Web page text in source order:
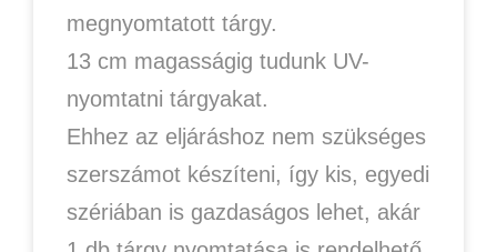
megnyomtatott tárgy.
13 cm magasságig tudunk UV-
nyomtatni tárgyakat.
Ehhez az eljáráshoz nem szükséges
szerszámot készíteni, így kis, egyedi
szériában is gazdaságos lehet, akár